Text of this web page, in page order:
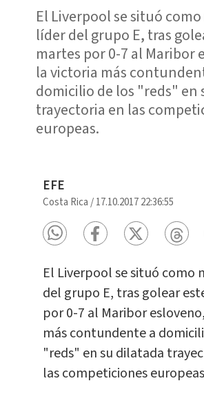
El Liverpool se situó
líder del grupo E, tras
martes por 0-7 al Maribor
la victoria más
domicilio de los "reds" en
trayectoria en las
europeas.
EFE
Costa Rica /17.10.2017 22:36:55
El Liverpool se situó como
del grupo E, tras golear
por 0-7 al Maribor
más contundente a
"reds" en su dilatada
las competiciones